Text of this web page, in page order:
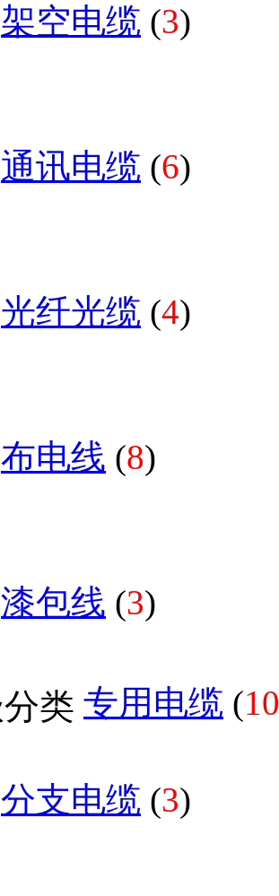
架空电缆 (3)
通讯电缆 (6)
光纤光缆 (4)
布电线 (8)
漆包线 (3)
专用电缆 (10
分支电缆 (3)